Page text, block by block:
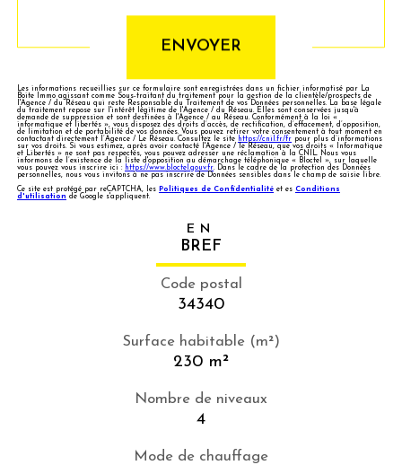
ENVOYER
Les informations recueillies sur ce formulaire sont enregistrées dans un fichier informatisé par La
Boite Immo agissant comme Sous-traitant du traitement pour la gestion de la clientèle/prospects de
l'Agence / du Réseau qui reste Responsable du Traitement de vos Données personnelles. La base légale
du traitement repose sur l'intérêt légitime de l'Agence / du Réseau. Elles sont conservées jusqu'à
demande de suppression et sont destinées à l'Agence / au Réseau. Conformément à la loi «
informatique et libertés », vous disposez des droits d’accès, de rectification, d’effacement, d’opposition,
de limitation et de portabilité de vos données. Vous pouvez retirer votre consentement à tout moment en
contactant directement l’Agence / Le Réseau. Consultez le site
https://cnil.fr/fr pour plus d’informations
sur vos droits. Si vous estimez, après avoir contacté l'Agence / le Réseau, que vos droits « Informatique
et Libertés » ne sont pas respectés, vous pouvez adresser une réclamation à la CNIL. Nous vous
informons de l’existence de la liste d'opposition au démarchage téléphonique « Bloctel », sur laquelle
vous pouvez vous inscrire ici :
https://www.bloctel.gouv.fr . Dans le cadre de la protection des Données
personnelles, nous vous invitons à ne pas inscrire de Données sensibles dans le champ de saisie libre.
Ce site est protégé par reCAPTCHA, les
Politiques de Confidentialité et es Conditions
d'utilisation de Google s'appliquent.
EN
BREF
Code postal
34340
Surface habitable (m²)
230 m²
Nombre de niveaux
4
Mode de chauffage